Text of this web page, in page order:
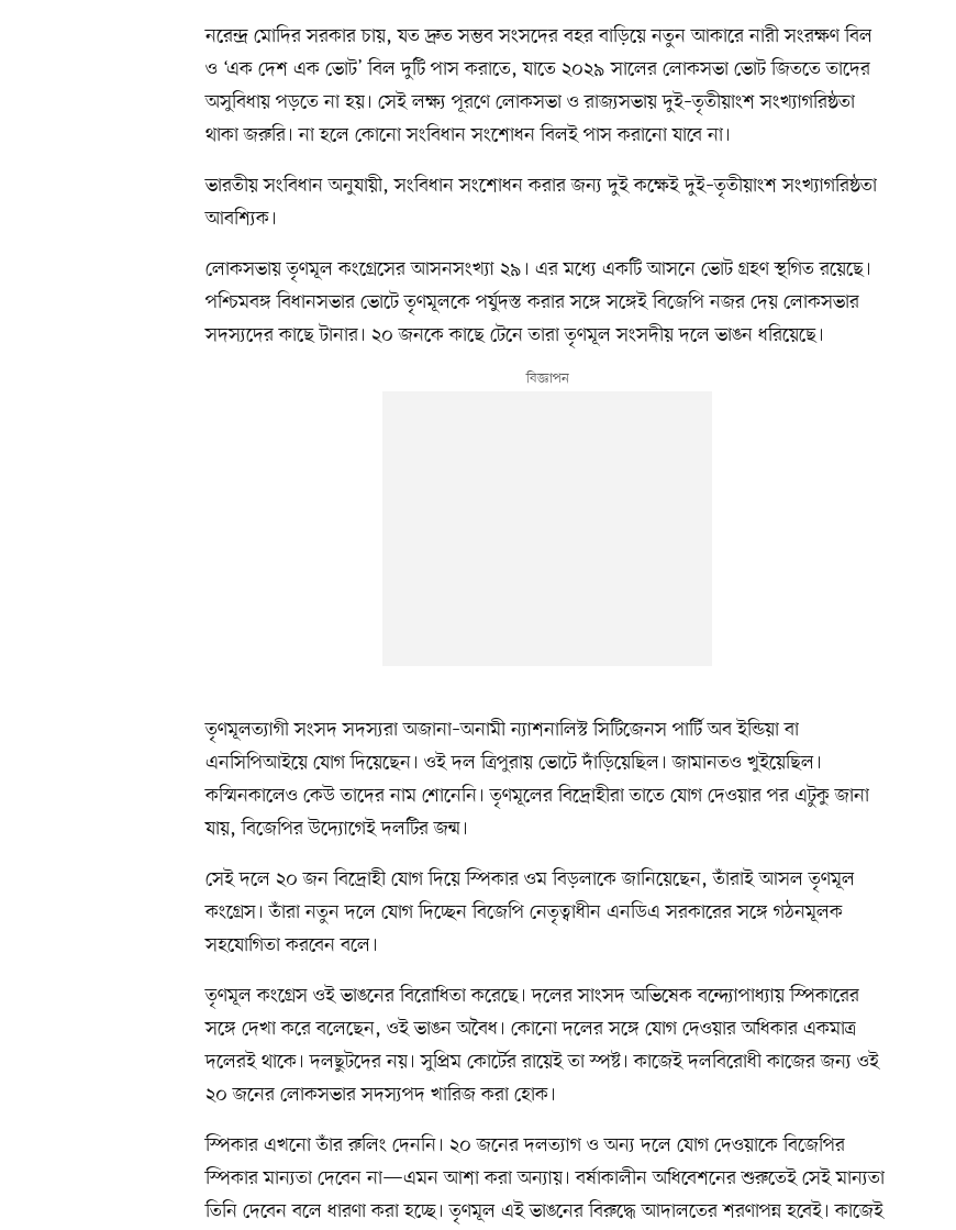
নরেন্দ্র মোদির সরকার চায়, যত দ্রুত সম্ভব সংসদের বহর বাড়িয়ে নতুন আকারে নারী সংরক্ষণ বিল
ও ‘এক দেশ এক ভোট’ বিল দুটি পাস করাতে, যাতে ২০২৯ সালের লোকসভা ভোট জিততে তাদের
অসুবিধায় পড়তে না হয়। সেই লক্ষ্য পূরণে লোকসভা ও রাজ্যসভায় দুই–তৃতীয়াংশ সংখ্যাগরিষ্ঠতা
থাকা জরুরি। না হলে কোনো সংবিধান সংশোধন বিলই পাস করানো যাবে না।
ভারতীয় সংবিধান অনুযায়ী, সংবিধান সংশোধন করার জন্য দুই কক্ষেই দুই–তৃতীয়াংশ সংখ্যাগরিষ্ঠতা
আবশ্যিক।
লোকসভায় তৃণমূল কংগ্রেসের আসনসংখ্যা ২৯। এর মধ্যে একটি আসনে ভোট গ্রহণ স্থগিত রয়েছে।
পশ্চিমবঙ্গ বিধানসভার ভোটে তৃণমূলকে পর্যুদস্ত করার সঙ্গে সঙ্গেই বিজেপি নজর দেয় লোকসভার
সদস্যদের কাছে টানার। ২০ জনকে কাছে টেনে তারা তৃণমূল সংসদীয় দলে ভাঙন ধরিয়েছে।
তৃণমূলত্যাগী সংসদ সদস্যরা অজানা–অনামী ন্যাশনালিস্ট সিটিজেনস পার্টি অব ইন্ডিয়া বা
এনসিপিআইয়ে যোগ দিয়েছেন। ওই দল ত্রিপুরায় ভোটে দাঁড়িয়েছিল। জামানতও খুইয়েছিল।
কস্মিনকালেও কেউ তাদের নাম শোনেনি। তৃণমূলের বিদ্রোহীরা তাতে যোগ দেওয়ার পর এটুকু জানা
যায়, বিজেপির উদ্যোগেই দলটির জন্ম।
সেই দলে ২০ জন বিদ্রোহী যোগ দিয়ে স্পিকার ওম বিড়লাকে জানিয়েছেন, তাঁরাই আসল তৃণমূল
কংগ্রেস। তাঁরা নতুন দলে যোগ দিচ্ছেন বিজেপি নেতৃত্বাধীন এনডিএ সরকারের সঙ্গে গঠনমূলক
সহযোগিতা করবেন বলে।
তৃণমূল কংগ্রেস ওই ভাঙনের বিরোধিতা করেছে। দলের সাংসদ অভিষেক বন্দ্যোপাধ্যায় স্পিকারের
সঙ্গে দেখা করে বলেছেন, ওই ভাঙন অবৈধ। কোনো দলের সঙ্গে যোগ দেওয়ার অধিকার একমাত্র
দলেরই থাকে। দলছুটদের নয়। সুপ্রিম কোর্টের রায়েই তা স্পষ্ট। কাজেই দলবিরোধী কাজের জন্য ওই
২০ জনের লোকসভার সদস্যপদ খারিজ করা হোক।
স্পিকার এখনো তাঁর রুলিং দেননি। ২০ জনের দলত্যাগ ও অন্য দলে যোগ দেওয়াকে বিজেপির
স্পিকার মান্যতা দেবেন না—এমন আশা করা অন্যায়। বর্ষাকালীন অধিবেশনের শুরুতেই সেই মান্যতা
তিনি দেবেন বলে ধারণা করা হচ্ছে। তৃণমূল এই ভাঙনের বিরুদ্ধে আদালতের শরণাপন্ন হবেই। কাজেই